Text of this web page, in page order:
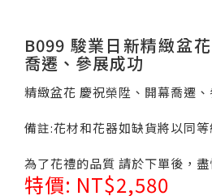
B099 駿業日新精緻盆
喬遷、參展成功
精緻盆花 慶祝榮陞、開幕喬遷
備註:花材和花器如缺貨將以同
為了花禮的品質 請於下單後，盡
特價: NT$2,580